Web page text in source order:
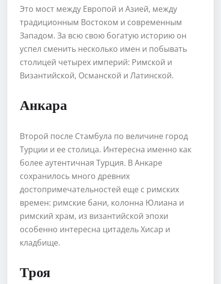
Это мост между Европой и Азией, между
традиционным Востоком и современным
Западом. За всю свою богатую историю он
успел сменить несколько имен и побывать
столицей четырех империй: Римской и
Византийской, Османской и Латинской.
Анкара
Второй после Стамбула по величине город
Турции и ее столица. Интересна именно как
более аутентичная Турция. В Анкаре
сохранилось много древних
достопримечательностей еще с римских
времен: римские бани, колонна Юлиана и
римский храм, из византийской эпохи
особенно интересна цитадель Хисар и
кладбище.
Троя